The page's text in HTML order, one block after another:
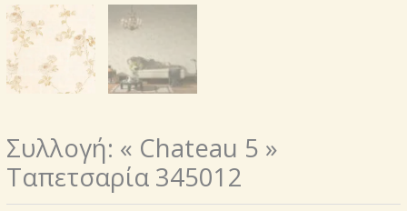
Συλλογή: « Chateau 5 »
Ταπετσαρία 345012